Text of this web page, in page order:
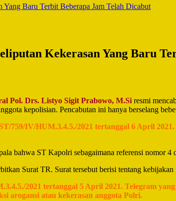
Baru Terbit Beberapa Jam Telah Dicabut
Kekerasan Yang Baru
Pol. Drs. Listyo Sigit Prabowo, M.Si resmi
kepolisian. Pencabutan ini hanya berselang
759/IV/HUM.3.4.5./2021 tertanggal 6 April
bahwa ST Kapolri sebagaimana referensi nomor
Surat TR. Surat tersebut berisi tentang
2021 tertanggal 5 April 2021. Telegram
arogansi atau kekerasan anggota Polri.